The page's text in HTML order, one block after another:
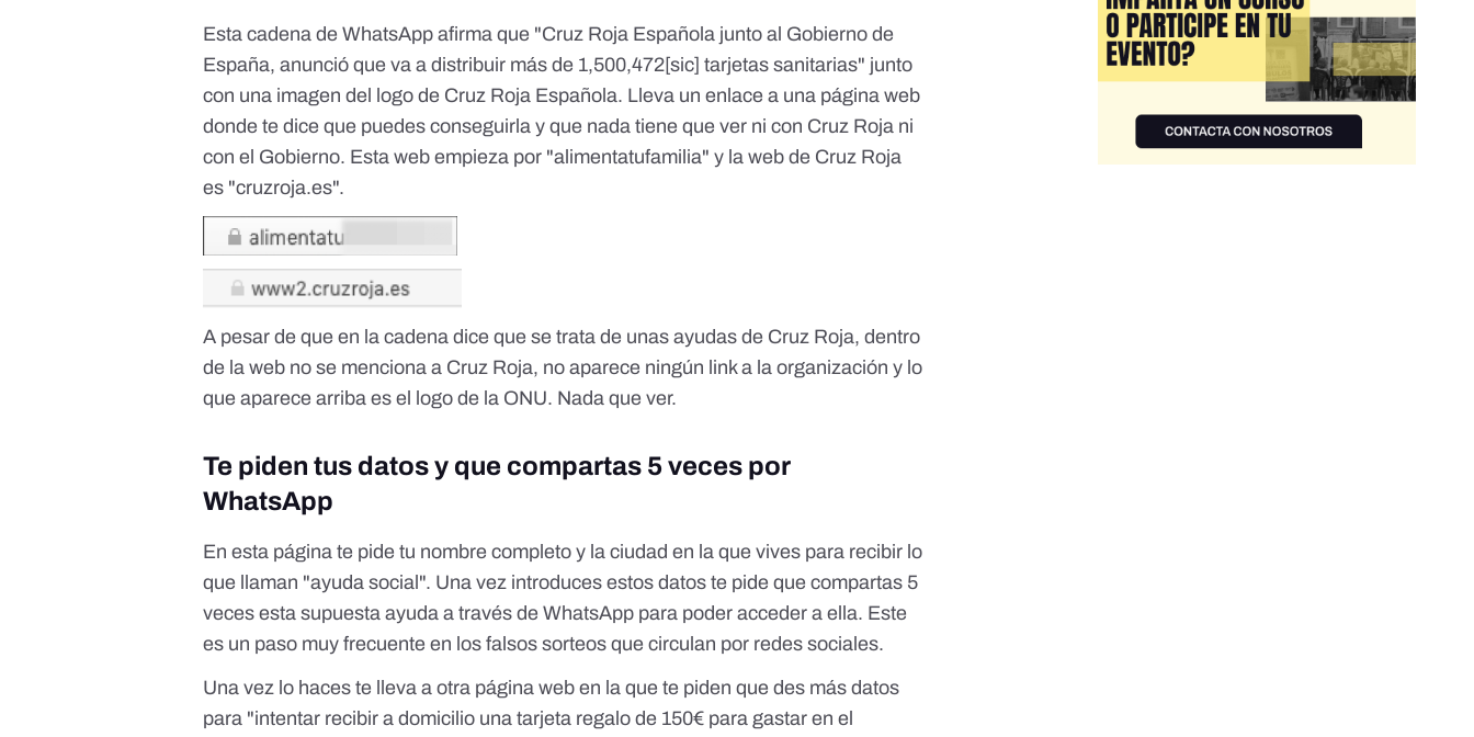
Esta cadena de WhatsApp afirma que "Cruz Roja Española junto al Gobierno de
España, anunció que va a distribuir más de 1,500,472[sic] tarjetas sanitarias" junto
con una imagen del logo de Cruz Roja Española. Lleva un enlace a una página web
donde te dice que puedes conseguirla y que nada tiene que ver ni con Cruz Roja ni
con el Gobierno. Esta web empieza por "alimentatufamilia" y la web de Cruz Roja
es "cruzroja.es".
A pesar de que en la cadena dice que se trata de unas ayudas de Cruz Roja, dentro
de la web no se menciona a Cruz Roja, no aparece ningún link a la organización y lo
que aparece arriba es el logo de la ONU. Nada que ver.
Te piden tus datos y que compartas 5 veces por
WhatsApp
En esta página te pide tu nombre completo y la ciudad en la que vives para recibir lo
que llaman "ayuda social". Una vez introduces estos datos te pide que compartas 5
veces esta supuesta ayuda a través de WhatsApp para poder acceder a ella. Este
es un paso muy frecuente en los falsos sorteos que circulan por redes sociales.
Una vez lo haces te lleva a otra página web en la que te piden que des más datos
para "intentar recibir a domicilio una tarjeta regalo de 150€ para gastar en el